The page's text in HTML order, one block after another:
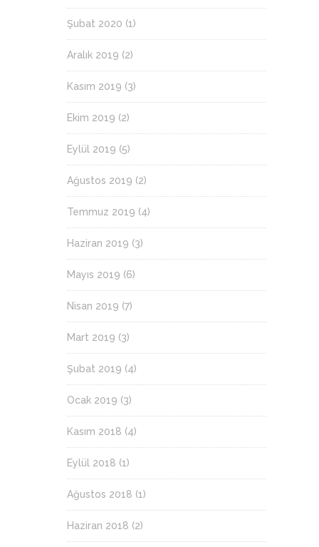
Şubat 2020 (1)
Aralık 2019 (2)
Kasım 2019 (3)
Ekim 2019 (2)
Eylül 2019 (5)
Ağustos 2019 (2)
Temmuz 2019 (4)
Haziran 2019 (3)
Mayıs 2019 (6)
Nisan 2019 (7)
Mart 2019 (3)
Şubat 2019 (4)
Ocak 2019 (3)
Kasım 2018 (4)
Eylül 2018 (1)
Ağustos 2018 (1)
Haziran 2018 (2)